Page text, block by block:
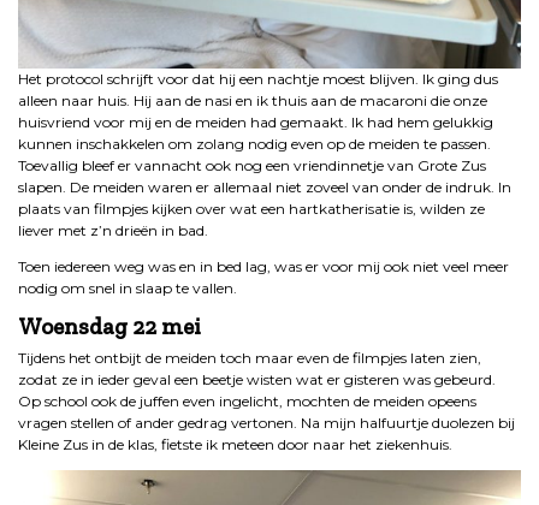
Het protocol schrijft voor dat hij een nachtje moest blijven. Ik ging dus
alleen naar huis. Hij aan de nasi en ik thuis aan de macaroni die onze
huisvriend voor mij en de meiden had gemaakt. Ik had hem gelukkig
kunnen inschakkelen om zolang nodig even op de meiden te passen.
Toevallig bleef er vannacht ook nog een vriendinnetje van Grote Zus
slapen. De meiden waren er allemaal niet zoveel van onder de indruk. In
plaats van filmpjes kijken over wat een hartkatherisatie is, wilden ze
liever met z’n drieën in bad.
Toen iedereen weg was en in bed lag, was er voor mij ook niet veel meer
nodig om snel in slaap te vallen.
Woensdag 22 mei
Tijdens het ontbijt de meiden toch maar even de filmpjes laten zien,
zodat ze in ieder geval een beetje wisten wat er gisteren was gebeurd.
Op school ook de juffen even ingelicht, mochten de meiden opeens
vragen stellen of ander gedrag vertonen. Na mijn halfuurtje duolezen bij
Kleine Zus in de klas, fietste ik meteen door naar het ziekenhuis.